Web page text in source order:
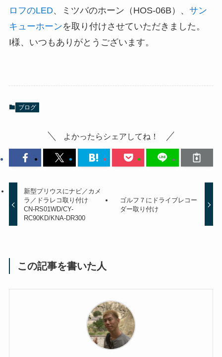
ロフのLED、ミツバのホーン（HOS-06B）、 サン
キューホーンを取り付けさせていただきました。
I様、いつもありがとうございます。
ブログ
よかったらシェアしてね！
新型プリウスにナビ／カメ
ラ／ドラレコ取り付け
CN-RS01WD/CY-
RC90KD/KNA-DR300
ゴルフ７にドライブレコー
ダー取り付け
この記事を書いた人